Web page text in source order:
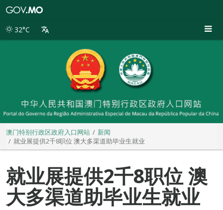
别
32°C
澳门特别行政区政府入口网站
新闻
就业展提供2千8职位 澳大多渠道助毕业生就业
就业展提供2千8职位 澳
大多渠道助毕业生就业